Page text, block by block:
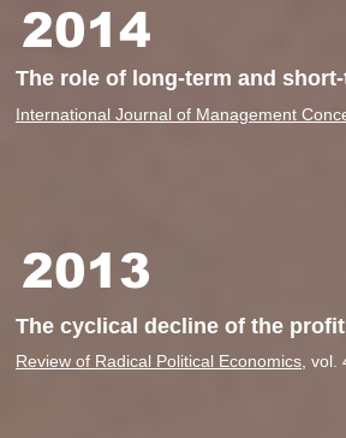
2014
The role of long-term and
International Journal of Management
2013
The cyclical decline of the
Review of Radical Political Economics ,